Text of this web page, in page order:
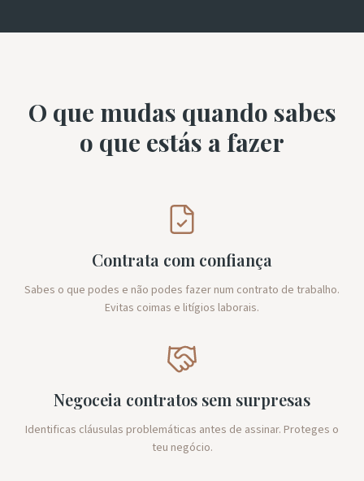
O que mudas quando sabes
o que estás a fazer
Contrata com confiança
Sabes o que podes e não podes fazer num contrato de trabalho.
Evitas coimas e litígios laborais.
Negoceia contratos sem surpresas
Identificas cláusulas problemáticas antes de assinar. Proteges o
teu negócio.